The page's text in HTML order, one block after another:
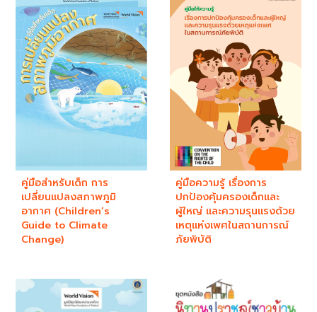
คู่มือสำหรับเด็ก การ
เปลี่ยนแปลงสภาพภูมิ
อากาศ (Children’s
Guide to Climate
Change)
คู่มือความรู้ เรื่องการ
ปกป้องคุ้มครองเด็กและ
ผู้ใหญ่ และความรุนแรงด้วย
เหตุแห่งเพศในสถานการณ์
ภัยพิบัติ